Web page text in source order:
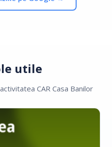
utile
CAR Casa Banilor